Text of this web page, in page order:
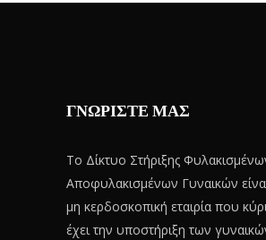
ΓΝΩΡΙΣΤΕ ΜΑΣ
Το Δίκτυο Στήριξης
Αποφυλακισμένων Γυναικών
μη κερδοσκοπική εταιρία που
έχει την υποστήριξη των